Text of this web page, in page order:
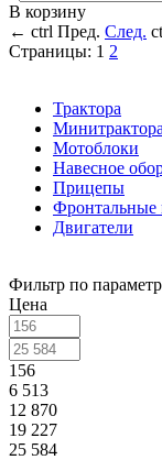
В корзину
← ctrl Пред. След.
Страницы: 1 2
Трактора
Минитрактора
Мотоблоки
Навесное
Прицепы
Фронтальные
Двигатели
Фильтр по
Цена
156
6 513
12 870
19 227
25 584